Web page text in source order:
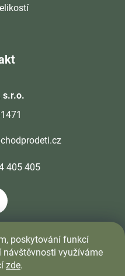
poskytování funkcí
využíváme
zde.
s.r.o.
405 405